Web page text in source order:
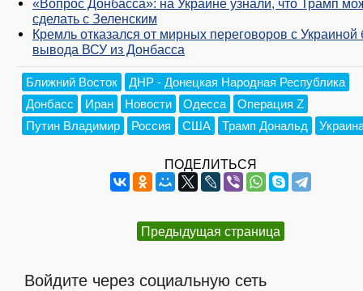
«Вопрос Донбасса»: на Украине узнали, что Трамп
сделать с Зеленским
Кремль отказался от мирных переговоров с Украиной
вывода ВСУ из Донбасса
Ближний Восток
ДНР - Донецкая Народная Республика
Донбасс
Иран Новости Одесса
Операция Z
Путин Владимир
Россия США Трамп Дональд
ПОДЕЛИТЬСЯ
Предыдущая страница
Войдите через социальную сеть